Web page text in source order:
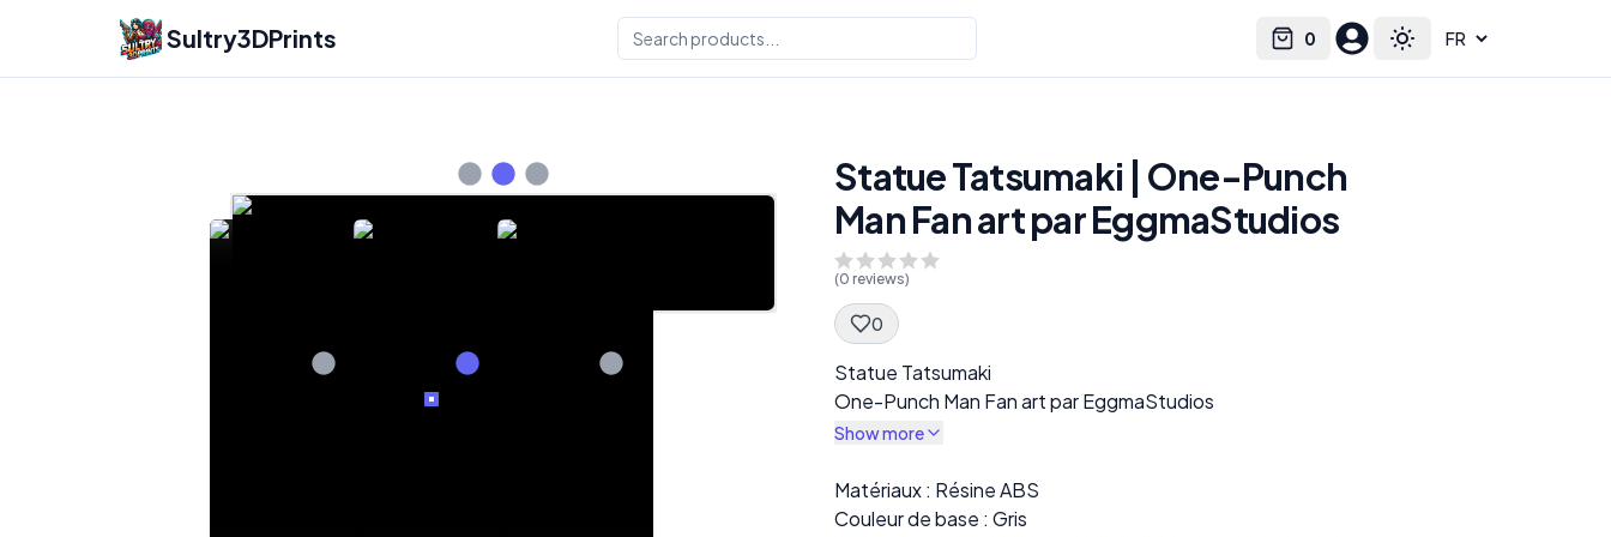
Sultry3DPrints 0
Cart Toggle theme
Select language
Statue Tatsumaki | One-Punch
Man Fan art par EggmaStudios
(0 reviews)
0
Spec Description
Statue Tatsumaki
One-Punch Man Fan art par EggmaStudios
Show more
Description
Matériaux : Résine ABS
Couleur de base : Gris